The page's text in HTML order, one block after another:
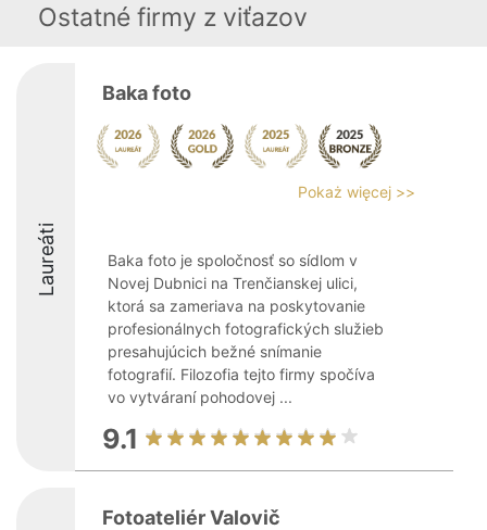
Ostatné firmy z viťazov
Laureáti
Baka foto
Pokaż więcej >>
Baka foto je spoločnosť so sídlom v
Novej Dubnici na Trenčianskej ulici,
ktorá sa zameriava na poskytovanie
profesionálnych fotografických služieb
presahujúcich bežné snímanie
fotografií. Filozofia tejto firmy spočíva
vo vytváraní pohodovej ...
9.1
Fotoateliér Valovič